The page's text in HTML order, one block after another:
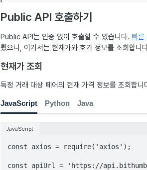
Public API 호출하기
Public API는 인증 없이 호출할 수 있습니다. 빠른
뤘으니, 여기서는 현재가와 호가 정보를 조회합니
현재가 조회
특정 거래 대상 페어의 현재 가격 정보를 조회합니
JavaScript Python Java
JavaScript
const axios = require('axios');
const apiUrl = 'https://